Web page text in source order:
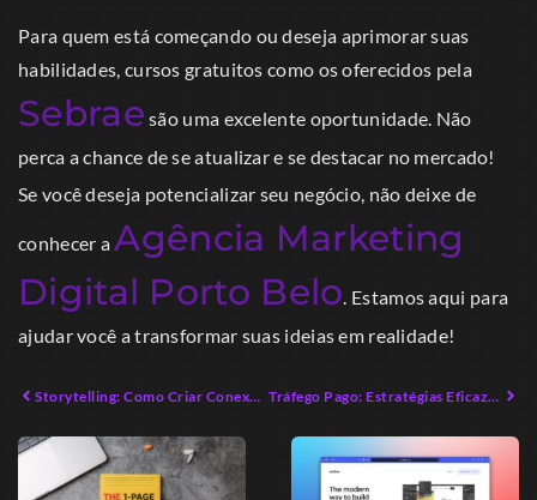
Para quem está começando ou deseja aprimorar suas
habilidades, cursos gratuitos como os oferecidos pela
Sebrae são uma excelente oportunidade. Não
perca a chance de se atualizar e se destacar no mercado!
Se você deseja potencializar seu negócio, não deixe de
conhecer aAgência Marketing
Digital Porto Belo . Estamos aqui para
ajudar você a transformar suas ideias em realidade!
Storytelling: Como Criar Conexões Emocionais em 2026 Tráfego Pago: Estratégias Eficazes para Aumentar Vendas em 2026